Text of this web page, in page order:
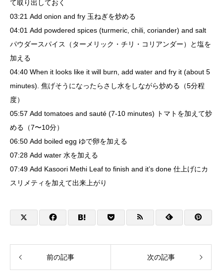
て取り出しておく
03:21 Add onion and fry 玉ねぎを炒める
04:01 Add powdered spices (turmeric, chili, coriander) and salt
パウダースパイス（ターメリック・チリ・コリアンダー）と塩を
加える
04:40 When it looks like it will burn, add water and fry it (about 5
minutes). 焦げそうになったらさし水をしながら炒める（5分程
度）
05:57 Add tomatoes and sauté (7-10 minutes) トマトを加えて炒
める（7〜10分）
06:50 Add boiled egg ゆで卵を加える
07:28 Add water 水を加える
07:49 Add Kasoori Methi Leaf to finish and it’s done 仕上げにカ
スリメティを加えて出来上がり
前の記事 次の記事